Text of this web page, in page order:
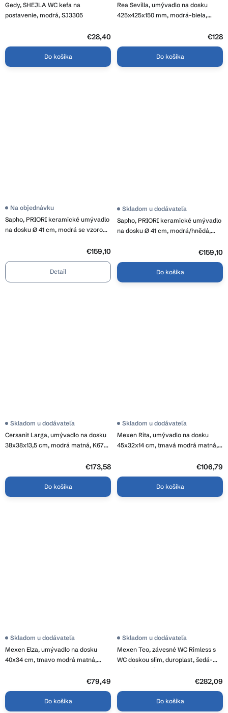
Gedy, SHEJLA WC kefa na
postavenie, modrá, SJ3305
€28,40
Do košíka
Rea Sevilla, umývadlo na dosku
425x425x150 mm, modrá-biela,
€128
Do košíka
Sapho, PRIORI keramické umývadlo
na dosku Ø 41 cm, modrá se vzorom,
Na objednávku
€159,10
Detail
Sapho, PRIORI keramické umývadlo
na dosku Ø 41 cm, modrá/hnědá,
Skladom u dodávateľa
€159,10
Do košíka
Cersanit Larga, umývadlo na dosku
38x38x13,5 cm, modrá matná, K677-
Skladom u dodávateľa
€173,58
Do košíka
Mexen Rita, umývadlo na dosku
45x32x14 cm, tmavá modrá matná,
Skladom u dodávateľa
€106,79
Do košíka
Mexen Elza, umývadlo na dosku
40x34 cm, tmavo modrá matná,
Skladom u dodávateľa
€79,49
Do košíka
Mexen Teo, závesné WC Rimless s
WC doskou slim, duroplast, šedá-
modrá matná, 30854069
Skladom u dodávateľa
€282,09
Do košíka